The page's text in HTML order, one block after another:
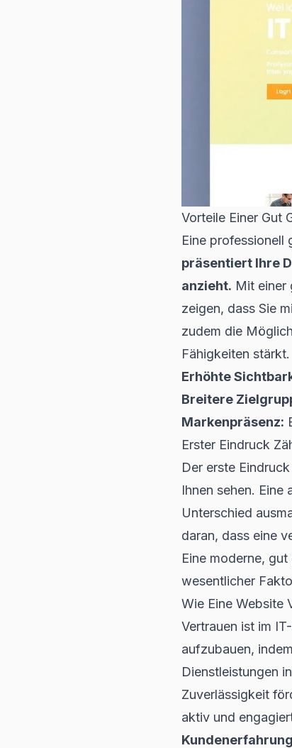
Vorteile Einer Gut
Eine professionell
präsentiert Ihre
anzieht. Mit einer
zeigen, dass Sie
zudem die
Fähigkeiten stärkt.
Erhöhte
Breitere
Markenpräsenz:
Erster Eindruck
Der erste
Ihnen sehen.
Unterschied
daran, dass eine
Eine moderne,
wesentlicher
Wie Eine Website
Vertrauen ist im
aufzubauen,
Dienstleistungen
Zuverlässigkeit
aktiv und